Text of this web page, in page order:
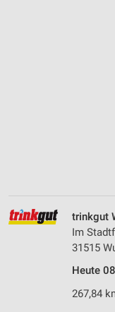
trinkgut
Im
31515
Heute
267,84